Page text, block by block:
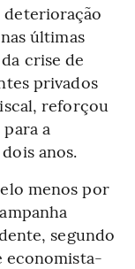
deterioração
últimas
crise de
privados
reforçou
a
anos.
menos por
segundo
economista-